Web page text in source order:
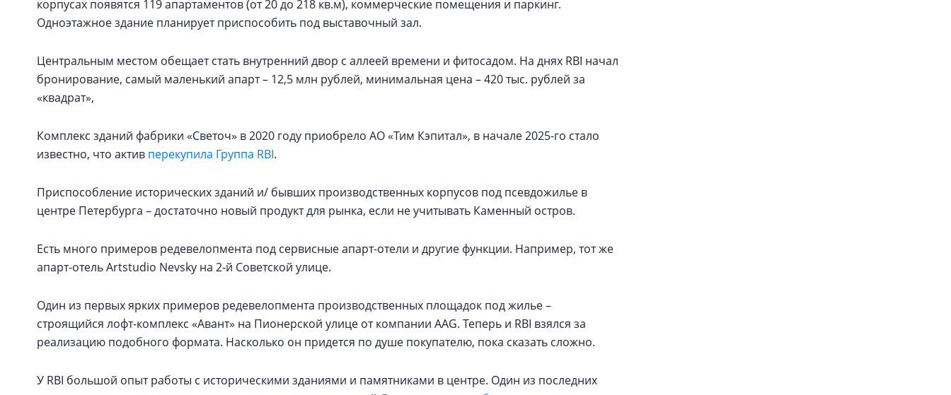
корпусах появятся 119 апартаментов (от 20 до 218 кв.м), коммерческие помещения и паркинг.
Одноэтажное здание планирует приспособить под выставочный зал.
Центральным местом обещает стать внутренний двор с аллеей времени и фитосадом. На днях RBI начал
бронирование, самый маленький апарт – 12,5 млн рублей, минимальная цена – 420 тыс. рублей за
«квадрат»,
Комплекс зданий фабрики «Светоч» в 2020 году приобрело АО «Тим Кэпитал», в начале 2025-го стало
известно, что актив перекупила Группа RBI.
Приспособление исторических зданий и/ бывших производственных корпусов под псевдожилье в
центре Петербурга – достаточно новый продукт для рынка, если не учитывать Каменный остров.
Есть много примеров редевелопмента под сервисные апарт-отели и другие функции. Например, тот же
апарт-отель Artstudio Nevsky на 2-й Советской улице.
Один из первых ярких примеров редевелопмента производственных площадок под жилье –
строящийся лофт-комплекс «Авант» на Пионерской улице от компании AAG. Теперь и RBI взялся за
реализацию подобного формата. Насколько он придется по душе покупателю, пока сказать сложно.
У RBI большой опыт работы с историческими зданиями и памятниками в центре. Один из последних